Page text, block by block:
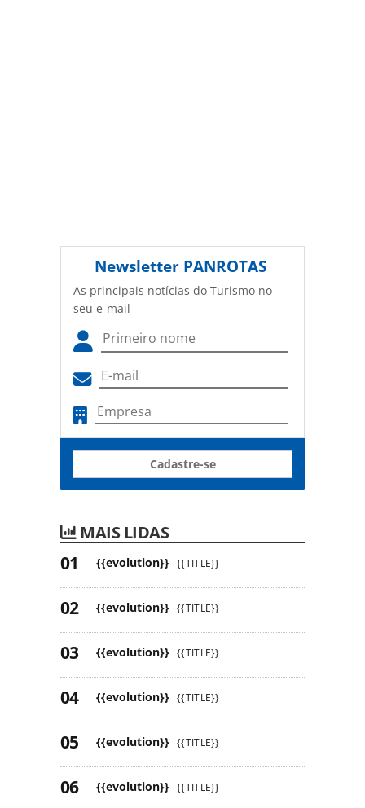
Newsletter PANROTAS
As principais notícias do Turismo no
seu e-mail
Cadastre-se
MAIS LIDAS
{{evolution}} {{TITLE}}
{{evolution}} {{TITLE}}
{{evolution}} {{TITLE}}
{{evolution}} {{TITLE}}
{{evolution}} {{TITLE}}
{{evolution}} {{TITLE}}